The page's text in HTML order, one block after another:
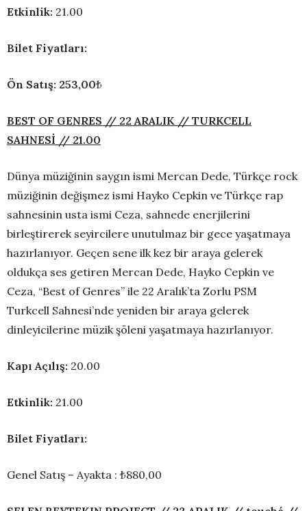
Etkinlik: 21.00
Bilet Fiyatları:
Ön Satış: 253,00₺
BEST OF GENRES // 22 ARALIK // TURKCELL
SAHNESİ // 21.00
Dünya müziğinin saygın ismi Mercan Dede, Türkçe rock
müziğinin değişmez ismi Hayko Cepkin ve Türkçe rap
sahnesinin usta ismi Ceza, sahnede enerjilerini
birleştirerek seyircilere unutulmaz bir gece yaşatmaya
hazırlanıyor. Geçen sene ilk kez bir araya gelerek
oldukça ses getiren Mercan Dede, Hayko Cepkin ve
Ceza, “Best of Genres” ile 22 Aralık’ta Zorlu PSM
Turkcell Sahnesi’nde yeniden bir araya gelerek
dinleyicilerine müzik şöleni yaşatmaya hazırlanıyor.
Kapı Açılış: 20.00
Etkinlik: 21.00
Bilet Fiyatları:
Genel Satış – Ayakta : ₺880,00